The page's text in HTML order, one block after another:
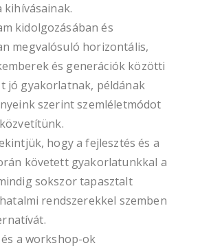
kidolgozásában és
megvalósuló horizontális,
és generációk közötti
jó gyakorlatnak, példának
szerint szemléletmódot
hogy a fejlesztés és a
követett gyakorlatunkkal a
sokszor tapasztalt
rendszerekkel szemben
a workshop-ok